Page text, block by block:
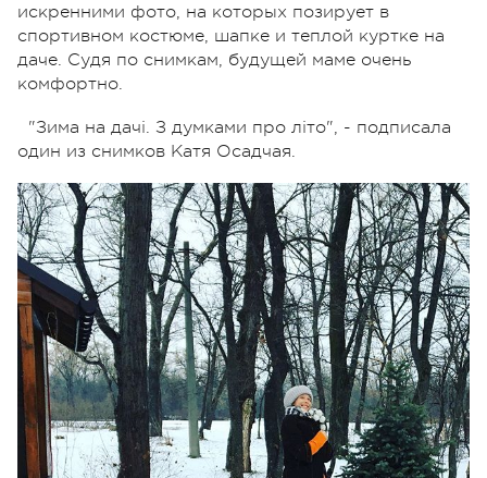
искренними фото, на которых позирует в
спортивном костюме, шапке и теплой куртке на
даче. Судя по снимкам, будущей маме очень
комфортно.
"Зима на дачі. З думками про літо", - подписала
один из снимков Катя Осадчая.